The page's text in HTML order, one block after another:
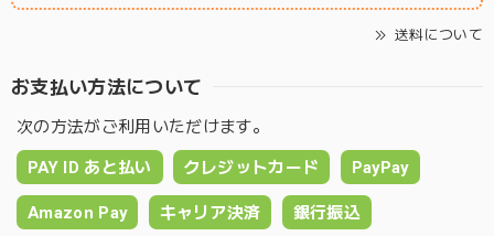
送料について
お支払い方法について
次の方法がご利用いただけます。
PAY ID あと払い クレジットカード PayPay
Amazon Pay キャリア決済 銀行振込